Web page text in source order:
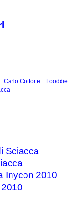
Carlo Cottone
Fooddie
Sciacca
Inycon 2010